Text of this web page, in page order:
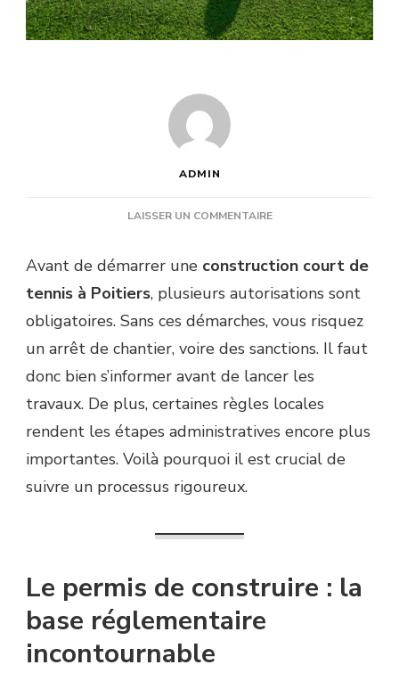
ADMIN
LAISSER UN COMMENTAIRESUR
SONT
NÉCESSAIRES
DE
LANCER
CONSTRUCTION
COURT
TENNIS
À
Avant de démarrer une construction court de
tennis à Poitiers, plusieurs autorisations sont
obligatoires. Sans ces démarches, vous risquez
un arrêt de chantier, voire des sanctions. Il faut
donc bien s’informer avant de lancer les
travaux. De plus, certaines règles locales
rendent les étapes administratives encore plus
importantes. Voilà pourquoi il est crucial de
suivre un processus rigoureux.
Le permis de construire : la
base réglementaire
incontournable